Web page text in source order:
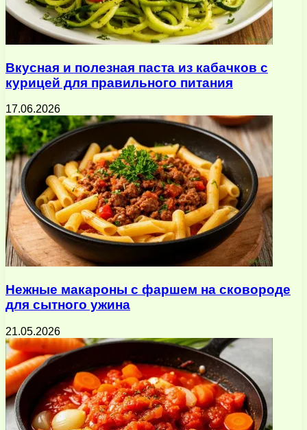
Вкусная и полезная паста из кабачков с
курицей для правильного питания
17.06.2026
Нежные макароны с фаршем на сковороде
для сытного ужина
21.05.2026